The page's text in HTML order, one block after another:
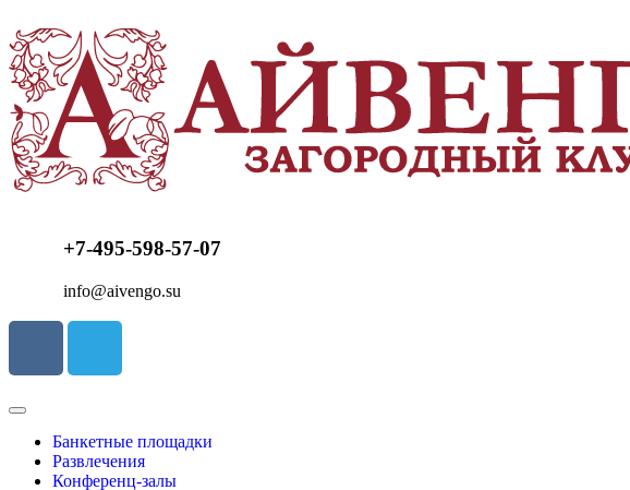
+7-495-598-57-07
info@aivengo.su
Банкетные площадки
Развлечения
Конференц-залы